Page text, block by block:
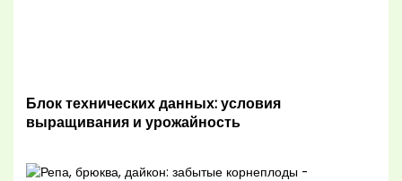
Блок технических данных: условия
выращивания и урожайность